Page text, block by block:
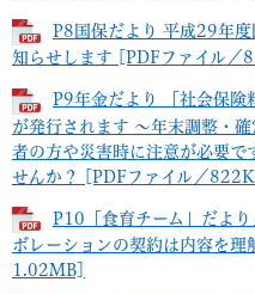
P8国保だより 平成29年
知らせします [PDFファイル／
P9年金だより 「社会保険
が発行されます ～年末調整・
者の方や災害時に注意が必要で
せんか？ [PDFファイル／
P10「食育チーム」だよ
ボレーションの契約は内容を
1.02MB]